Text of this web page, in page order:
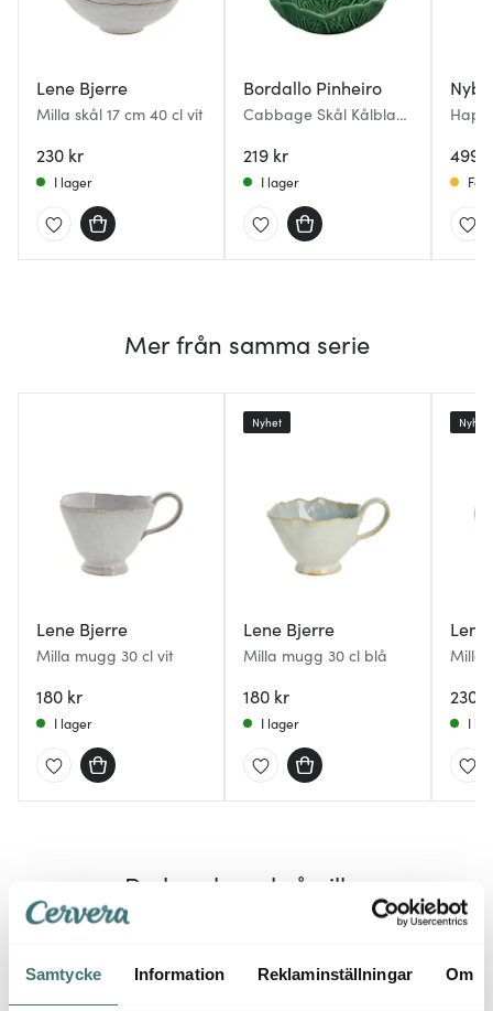
Samtycke Information Reklaminställningar Om
Lene Bjerre
Milla skål 17 cm 40 cl vit
230 kr
I lager
Bordallo Pinheiro
Cabbage Skål Kålblad
219 kr
I lager
499
Få
Mer från samma serie
Lene Bjerre
Milla mugg 30 cl vit
180 kr
I lager
Lene Bjerre
Milla mugg 30 cl blå
180 kr
Nyhet
I lager
Milla
230
Nyhet
I
Du kanske också gillar